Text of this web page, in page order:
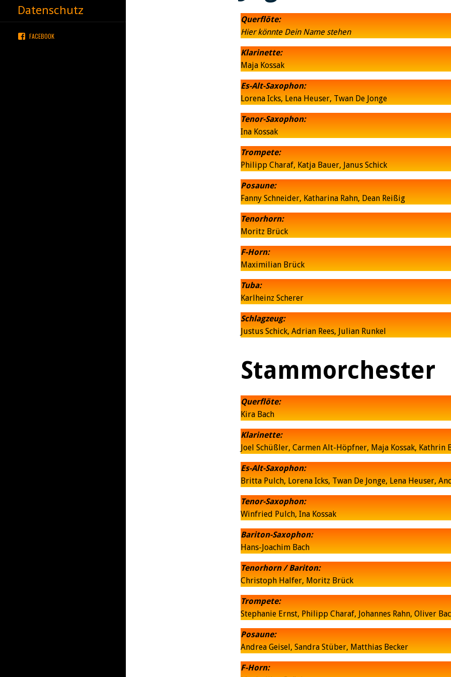
Datenschutz
FACEBOOK
Querflöte:
Hier könnte Dein Name stehen
Klarinette:
Maja Kossak
Es-Alt-Saxophon:
Lorena Icks, Lena Heuser, Twan De Jonge
Tenor-Saxophon:
Ina Kossak
Trompete:
Philipp Charaf, Katja Bauer, Janus Schick
Posaune:
Fanny Schneider, Katharina Rahn, Dean Reißig
Tenorhorn:
Moritz Brück
F-Horn:
Maximilian Brück
Tuba:
Karlheinz Scherer
Schlagzeug:
Justus Schick, Adrian Rees, Julian Runkel
Stammorchester
Querflöte:
Kira Bach
Klarinette:
Joel Schüßler, Carmen Alt-Höpfner, Maja Kossak, Kathrin
Es-Alt-Saxophon:
Britta Pulch, Lorena Icks, Twan De Jonge, Lena Heuser,
Tenor-Saxophon:
Winfried Pulch, Ina Kossak
Bariton-Saxophon:
Hans-Joachim Bach
Tenorhorn / Bariton:
Christoph Halfer, Moritz Brück
Trompete:
Stephanie Ernst, Philipp Charaf, Johannes Rahn, Oliver
Posaune:
Andrea Geisel, Sandra Stüber, Matthias Becker
F-Horn: